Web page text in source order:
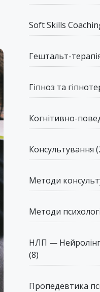
Soft Skills
Гештальт-
Гіпноз та
Когнітивно-
Консультування
Методи
Методи
НЛП —
(8)
Пропедевтика